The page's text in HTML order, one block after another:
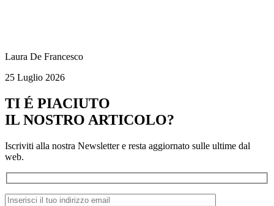
Laura De Francesco
25 Luglio 2026
TI É PIACIUTO
IL NOSTRO ARTICOLO?
Iscriviti alla nostra Newsletter e resta aggiornato sulle ultime dal
web.